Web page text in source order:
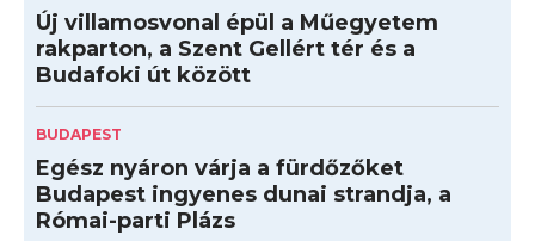
Új villamosvonal épül a Műegyetem
rakparton, a Szent Gellért tér és a
Budafoki út között
BUDAPEST
Egész nyáron várja a fürdőzőket
Budapest ingyenes dunai strandja, a
Római-parti Plázs